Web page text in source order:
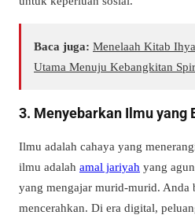
Baca juga: Menelaah Kitab
Utama Menuju Kebangkitan
3. Menyebarkan Ilmu yang
Ilmu adalah cahaya yang
ilmu adalah amal jariyah yang
yang mengajar murid-murid. Anda
mencerahkan. Di era digital,